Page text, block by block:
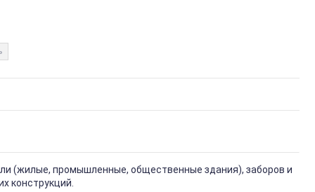
(жилые, промышленные, общественные здания), заборов и
конструкций.